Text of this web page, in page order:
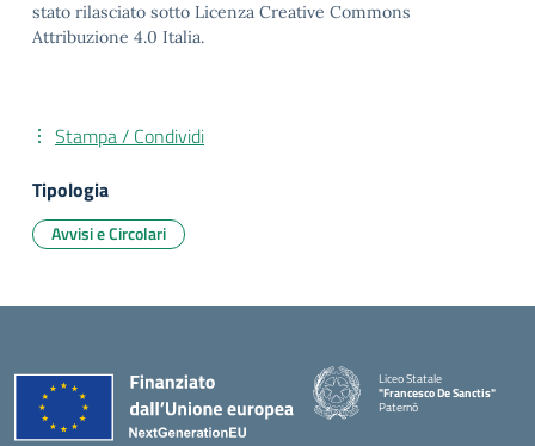
stato rilasciato sotto Licenza Creative Commons
Attribuzione 4.0 Italia.
Stampa / Condividi
Tipologia
Avvisi e Circolari
Liceo Statale
"Francesco De Sanctis"
Paternò